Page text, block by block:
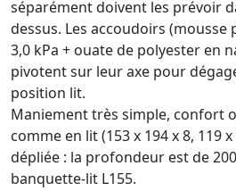
séparément doivent les prévoir
dessus. Les accoudoirs (mousse
3,0 kPa + ouate de polyester en
pivotent sur leur axe pour
position lit.
Maniement très simple, confort
comme en lit (153 x 194 x 8, 119
dépliée : la profondeur est de
banquette-lit L155.